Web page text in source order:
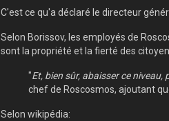
C'est ce qu'a déclaré le directeur
Selon Borissov, les employés de
sont la propriété et la fierté des
"Et, bien sûr, abaisser ce
chef de Roscosmos, ajoutant
Selon wikipédia: